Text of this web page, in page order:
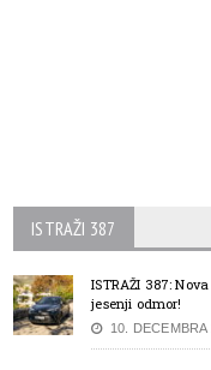
ISTRAŽI 387
ISTRAŽI 387:
jesenji odmor!
10. DECEMBRA